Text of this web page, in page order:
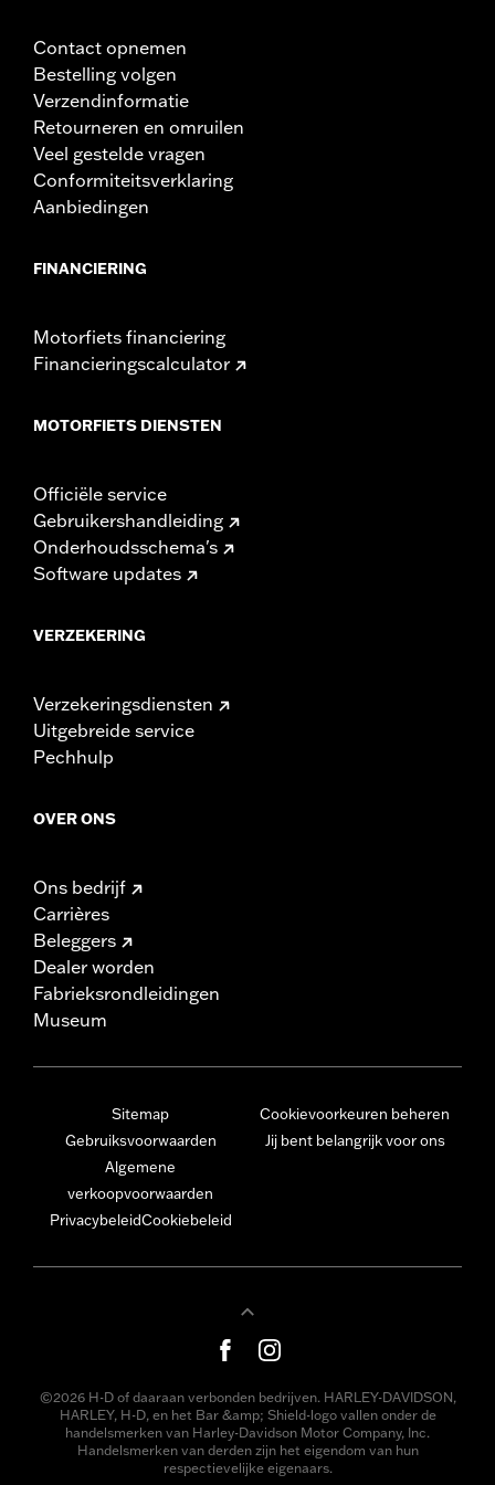
Contact opnemen
Bestelling volgen
Verzendinformatie
Retourneren en omruilen
Veel gestelde vragen
Conformiteitsverklaring
Aanbiedingen
FINANCIERING
Motorfiets financiering
Financieringscalculator
MOTORFIETS DIENSTEN
Officiële service
Gebruikershandleiding
Onderhoudsschema's
Software updates
VERZEKERING
Verzekeringsdiensten
Uitgebreide service
Pechhulp
OVER ONS
Ons bedrijf
Carrières
Beleggers
Dealer worden
Fabrieksrondleidingen
Museum
Sitemap
Gebruiksvoorwaarden
Algemene
verkoopvoorwaarden
PrivacybeleidCookiebeleid
Cookievoorkeuren beheren
Jij bent belangrijk voor ons
©2026 H-D of daaraan verbonden bedrijven. HARLEY-DAVIDSON,
HARLEY, H-D, en het Bar &amp; Shield-logo vallen onder de
handelsmerken van Harley-Davidson Motor Company, Inc.
Handelsmerken van derden zijn het eigendom van hun
respectievelijke eigenaars.